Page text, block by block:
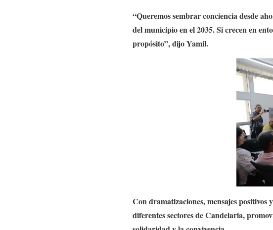
“Queremos sembrar conciencia desde
del municipio en el 2035. Si crecen en
propósito”, dijo Yamil.
Con dramatizaciones, mensajes positivos
diferentes sectores de Candelaria,